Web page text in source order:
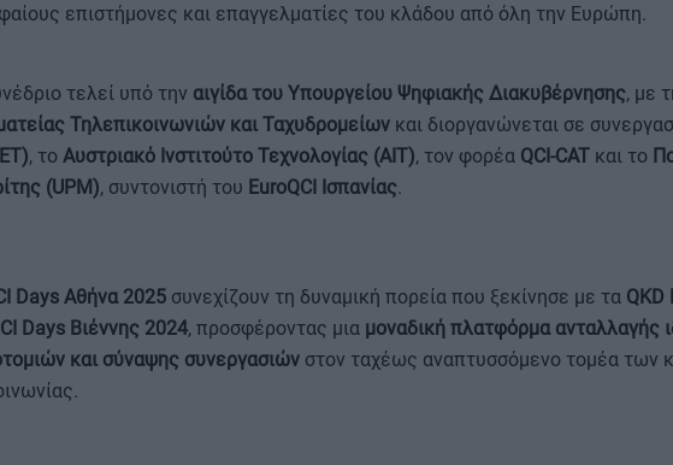
επιστήμονες και επαγγελματίες του κλάδου από όλη την Ευρώπη.
τελεί υπό την αιγίδα του Υπουργείου Ψηφιακής Διακυβέρνησης, με
Τηλεπικοινωνιών και Ταχυδρομείωνκαι διοργανώνεται σε
, το Αυστριακό Ινστιτούτο Τεχνολογίας (AIT), τον φορέα QCI-CATκαι το
(UPM), συντονιστή του EuroQCI Ισπανίας.
Days Αθήνα 2025συνεχίζουν τη δυναμική πορεία που ξεκίνησε με τα QKD
Days Βιέννης 2024, προσφέροντας μια μοναδική πλατφόρμα ανταλλαγής
και σύναψης συνεργασιώνστον ταχέως αναπτυσσόμενο τομέα των